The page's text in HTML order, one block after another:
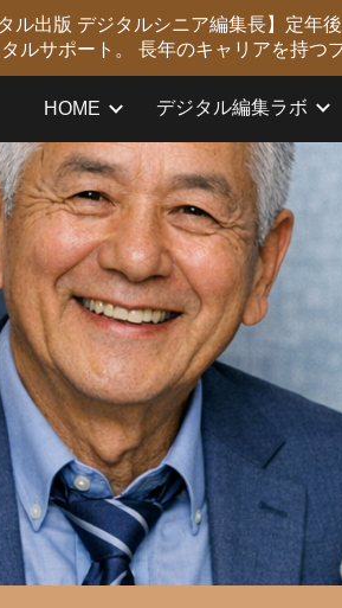
Skip to main content
ル出版 デジタルシニア編集長】定
ルサポート。 長年のキャリアを持つ
HOME デジタル編集ラボ